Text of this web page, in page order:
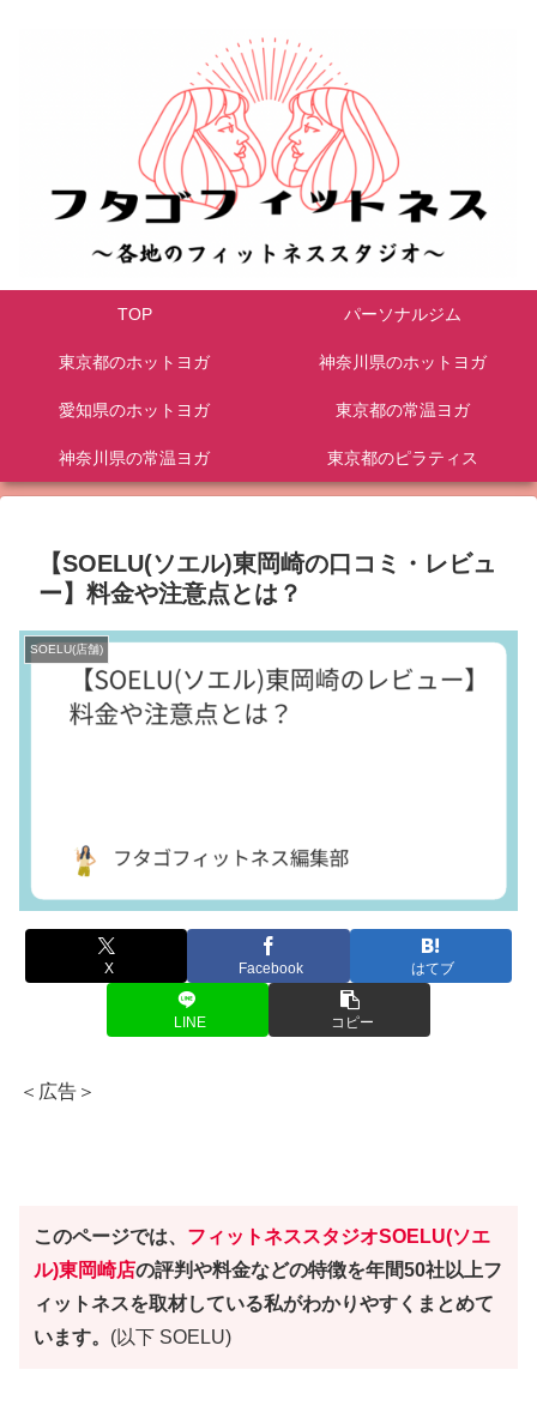
TOP パーソナルジム
東京都のホットヨガ 神奈川県のホットヨガ
愛知県のホットヨガ 東京都の常温ヨガ
神奈川県の常温ヨガ 東京都のピラティス
【SOELU(ソエル)東岡崎の口コミ・レビュ
ー】料金や注意点とは？
SOELU(店舗)
X Facebook はてブ
LINE コピー
＜広告＞
このページでは、 フィットネススタジオSOELU(ソエ
ル)東岡崎店の評判や料金などの特徴を年間50社以上フ
ィットネスを取材している私がわかりやすくまとめて
います。 (以下 SOELU)